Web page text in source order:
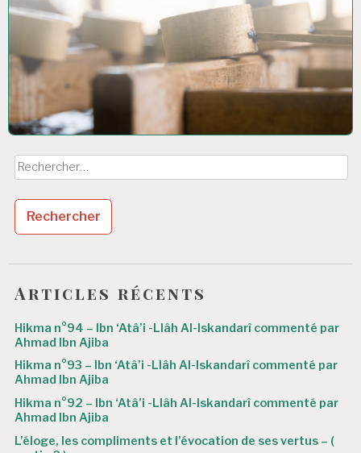
Rechercher :
Articles récents
Hikma n°94 – Ibn ‘Atâ’i -Llâh Al-Iskandarî commenté par
Ahmad Ibn Ajiba
Hikma n°93 – Ibn ‘Atâ’i -Llâh Al-Iskandarî commenté par
Ahmad Ibn Ajiba
Hikma n°92 – Ibn ‘Atâ’i -Llâh Al-Iskandarî commenté par
Ahmad Ibn Ajiba
L’éloge, les compliments et l’évocation de ses vertus – (